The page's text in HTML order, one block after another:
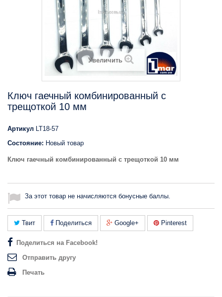
Увеличить
Ключ гаечный комбинированный с
трещоткой 10 мм
Артикул LT18-57
Состояние: Новый товар
Ключ гаечный комбинированный с трещоткой 10 мм
За этот товар не начисляются бонусные баллы.
Твит Поделиться Google+ Pinterest
Поделиться на Facebook!
Отправить другу
Печать